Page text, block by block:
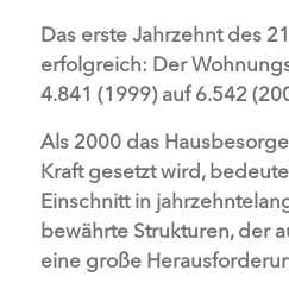
Das erste Jahrzehnt des
erfolgreich: Der
4.841 (1999) auf 6.542
Als 2000 das
Kraft gesetzt wird,
Einschnitt in
bewährte Strukturen, der
eine große